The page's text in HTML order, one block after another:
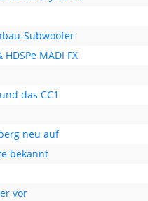
Subwoofer
MADI FX
das CC1
neu auf
bekannt
vor